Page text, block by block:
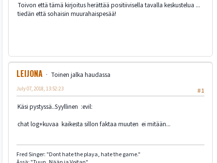
Toivon että tämä kirjoitus herättää positiivisella tavalla keskustelua ...
tiedän että sohaisin muurahaispesää!
LEIJONA
Toinen jalka haudassa
#1
July 07, 2018, 13:52:23
Käsi pystyssä..Syyllinen :evil:
chat log+kuvaa kaikesta sillon faktaa muuten ei mitään...
Fred Singer: "Dont hate the playa, hate the game."